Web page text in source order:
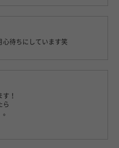
心待ちにしています笑
！
ら